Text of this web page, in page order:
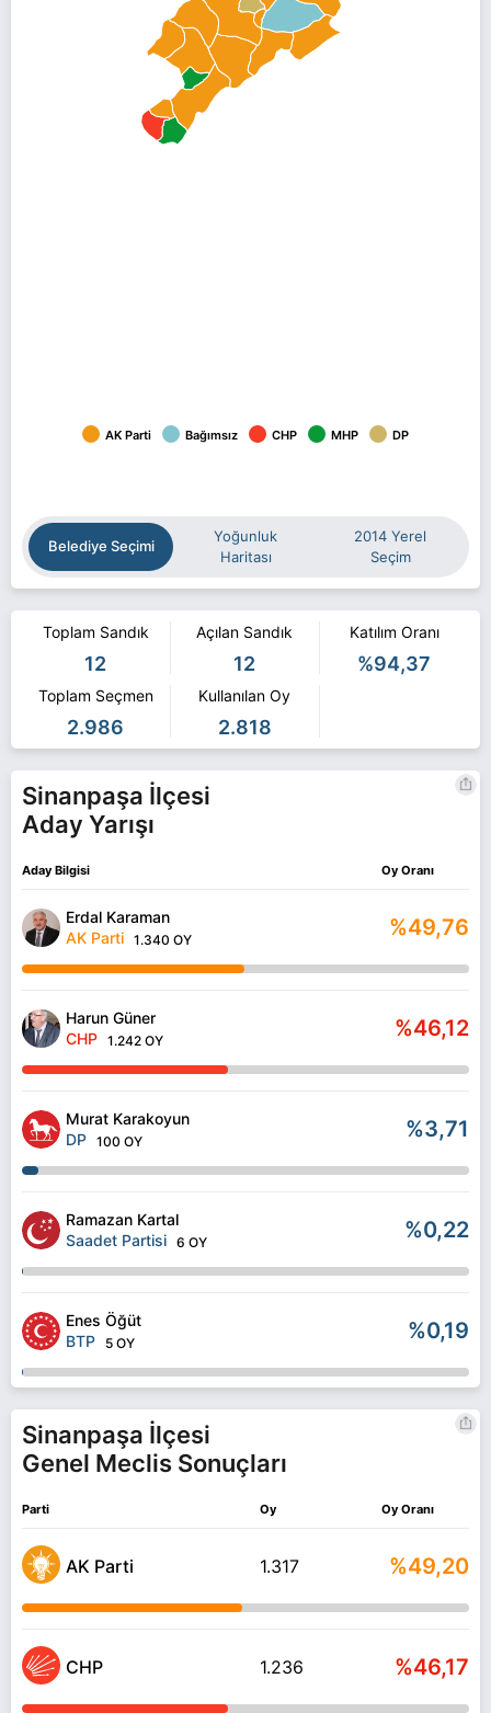
AK Parti Bağımsız CHP MHP DP
Belediye Seçimi
Yoğunluk
Haritası
2014 Yerel
Seçim
Toplam Sandık
12
Açılan Sandık
12
Katılım Oranı
%94,37
Toplam Seçmen
2.986
Kullanılan Oy
2.818
Sinanpaşa İlçesi
Aday Yarışı
Aday Bilgisi Oy Oranı
Erdal Karaman
AK Parti 1.340 OY %49,76
Harun Güner
CHP 1.242 OY %46,12
Murat Karakoyun
DP 100 OY %3,71
Ramazan Kartal
Saadet Partisi 6 OY %0,22
Enes Öğüt
BTP
5 OY %0,19
Sinanpaşa İlçesi
Genel Meclis Sonuçları
Parti Oy Oy Oranı
AK Parti 1.317 %49,20
CHP 1.236 %46,17